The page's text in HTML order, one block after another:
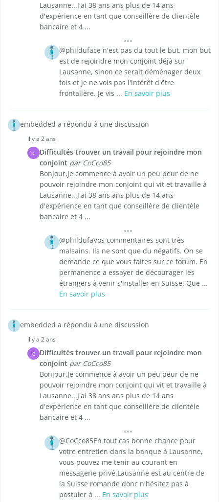
Lausanne...J'ai 38 ans ans plus de 14 ans
d'expérience en tant que conseillère de clientèle
bancaire et 4 ...
@philduface n'est pas du tout le but, mon but
est de rejoindre mon conjoint déjà sur
Lausanne, sinon ce serait déménager deux
fois et je ne vois pas l'intérêt d'être
frontalière. Je vis ... En savoir plus
embedded a répondu à une discussion
il y a 2 ans
C
Difficultés trouver un travail pour rejoindre mon
conjoint par CoCco85
Bonjour,Je commence à avoir un peu peur de ne
pouvoir rejoindre mon conjoint qui vit et travaille à
Lausanne...J'ai 38 ans ans plus de 14 ans
d'expérience en tant que conseillère de clientèle
bancaire et 4 ...
@phildufaVos commentaires sont très
malsains. Ils ne sont que du négatifs. On se
demande ce que vous faites sur ce forum. En
permanence a essayer de décourager les
étrangers à venir s'installer en Suisse. Que ...
En savoir plus
embedded a répondu à une discussion
il y a 2 ans
C
Difficultés trouver un travail pour rejoindre mon
conjoint par CoCco85
Bonjour,Je commence à avoir un peu peur de ne
pouvoir rejoindre mon conjoint qui vit et travaille à
Lausanne...J'ai 38 ans ans plus de 14 ans
d'expérience en tant que conseillère de clientèle
bancaire et 4 ...
@CoCco85En tout cas bonne chance pour
votre entretien dans la banque à Lausanne,
vous pouvez me tenir au courant en
messagerie privé.Lausanne est au centre de
la Suisse romande donc n'hésitez pas à
postuler à ... En savoir plus